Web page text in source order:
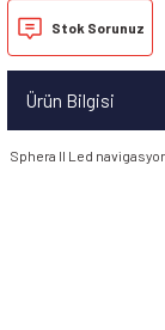
Stok Sorunuz
Ürün Bilgisi
Sphera II Led